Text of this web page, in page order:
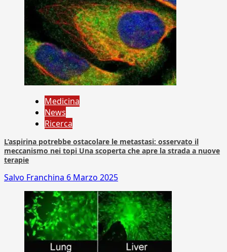
Medicina
News
Ricerca
L’aspirina potrebbe ostacolare le metastasi: osservato il
meccanismo nei topi Una scoperta che apre la strada a nuove
terapie
Salvo Franchina 6 Marzo 2025